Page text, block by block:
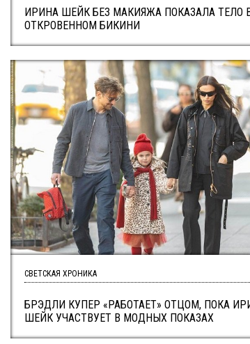
ИРИНА ШЕЙК БЕЗ МАКИЯЖА ПОКАЗАЛА ТЕЛО
ОТКРОВЕННОМ БИКИНИ
БРЭДЛИ КУПЕР «РАБОТАЕТ» ОТЦОМ, ПОКА
ШЕЙК УЧАСТВУЕТ В МОДНЫХ ПОКАЗАХ
СВЕТСКАЯ ХРОНИКА